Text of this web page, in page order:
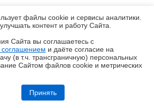
Dreame Roboticmower A1 Pro 2000: когда
отдыхать
файлы cookie и сервисы аналитики.
контент и работу Cайта.
Cайта вы соглашаетесь с
соглашением и даёте согласие на
(в т.ч. трансграничную) персональных
Cайтом файлов cookie и метрических
Принять